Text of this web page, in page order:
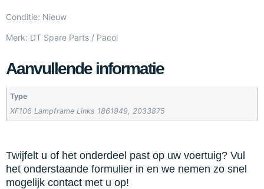
Conditie: Nieuw
Merk: DT Spare Parts / Pacol
Aanvullende informatie
Type
XF106 Lampframe Links 1861949, 2033875
Twijfelt u of het onderdeel past op uw voertuig? Vul
het onderstaande formulier in en we nemen zo snel
mogelijk contact met u op!